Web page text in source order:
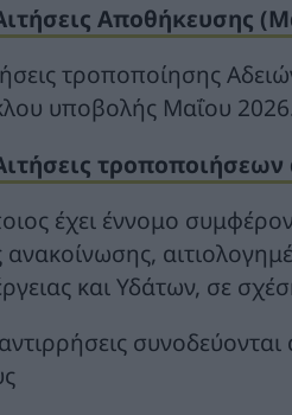
Αποθήκευσης
τροποποίησης
υποβολής Μαΐου
έχει έννομο
ανακοίνωσης,
και Υδάτων, σε